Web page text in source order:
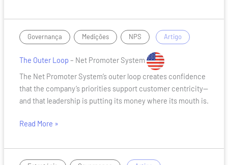
Governança , Medições , NPS / Artigo
The Outer Loop – Net Promoter System
The Net Promoter System’s outer loop creates confidence
that the company’s priorities support customer centricity—
and that leadership is putting its money where its mouth is.
The
Outer
Loop
–
Net
Promoter
Read More »